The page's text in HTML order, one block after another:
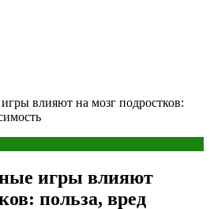
влияют на мозг подростков:
игры влияют
польза, вред